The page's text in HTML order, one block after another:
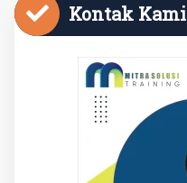
Kontak Kami